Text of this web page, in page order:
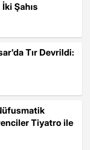
Şahıs
Tır Devrildi:
Tiyatro ile